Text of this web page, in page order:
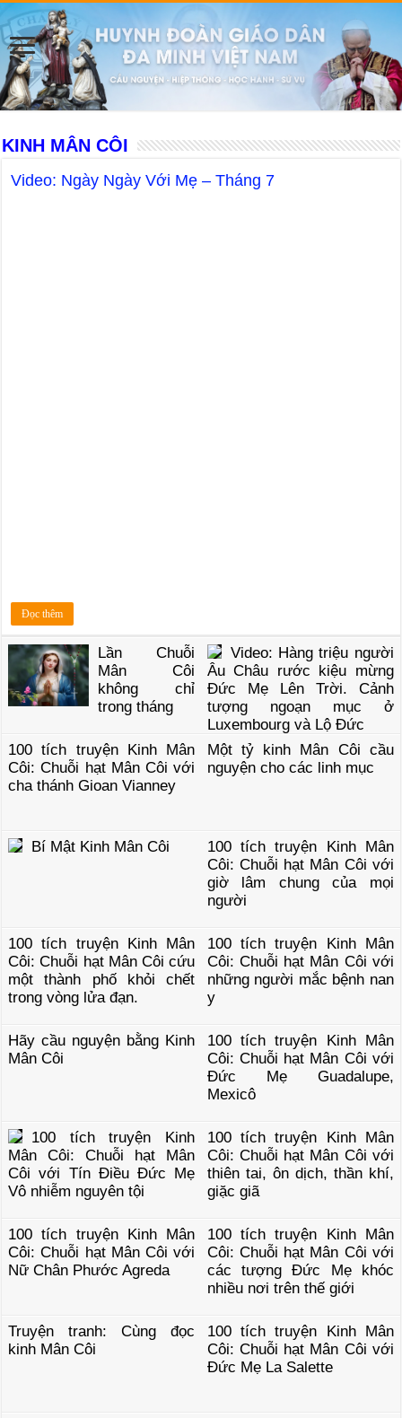
KINH MÂN CÔI
Video: Ngày Ngày Với Mẹ – Tháng 7
Đọc thêm
Lần Chuỗi
Mân Côi
không chỉ
trong tháng
Video: Hàng triệu người
Âu Châu rước kiệu mừng
Đức Mẹ Lên Trời. Cảnh
tượng ngoạn mục ở
Luxembourg và Lộ Đức
100 tích truyện Kinh Mân
Côi: Chuỗi hạt Mân Côi với
cha thánh Gioan Vianney
Một tỷ kinh Mân Côi cầu
nguyện cho các linh mục
Bí Mật Kinh Mân Côi
100 tích truyện Kinh Mân
Côi: Chuỗi hạt Mân Côi với
giờ lâm chung của mọi
người
100 tích truyện Kinh Mân
Côi: Chuỗi hạt Mân Côi cứu
một thành phố khỏi chết
trong vòng lửa đạn.
100 tích truyện Kinh Mân
Côi: Chuỗi hạt Mân Côi với
những người mắc bệnh nan
y
Hãy cầu nguyện bằng Kinh
Mân Côi
100 tích truyện Kinh Mân
Côi: Chuỗi hạt Mân Côi với
Đức Mẹ Guadalupe,
Mexicô
100 tích truyện Kinh
Mân Côi: Chuỗi hạt Mân
Côi với Tín Điều Đức Mẹ
Vô nhiễm nguyên tội
100 tích truyện Kinh Mân
Côi: Chuỗi hạt Mân Côi với
thiên tai, ôn dịch, thần khí,
giặc giã
100 tích truyện Kinh Mân
Côi: Chuỗi hạt Mân Côi với
Nữ Chân Phước Agreda
100 tích truyện Kinh Mân
Côi: Chuỗi hạt Mân Côi với
các tượng Đức Mẹ khóc
nhiều nơi trên thế giới
Truyện tranh: Cùng đọc
kinh Mân Côi
100 tích truyện Kinh Mân
Côi: Chuỗi hạt Mân Côi với
Đức Mẹ La Salette